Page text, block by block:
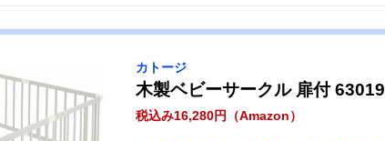
カトージ
木製ベビーサークル 扉付 63019
税込み16,280円（Amazon）